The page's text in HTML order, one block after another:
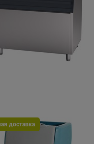
доставка